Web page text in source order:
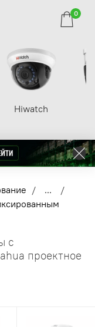
0
Hiwatch
...
с
проектное